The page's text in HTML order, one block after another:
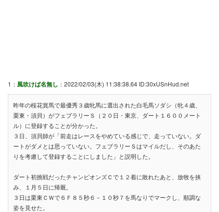
1： 風吹けば名無し ：2022/02/03(木) 11:38:38.64 ID:30xUSnHud.net
昨年の桜花賞馬で最優秀３歳牝馬に選出された白毛馬ソダシ（牝４歳、
栗東・須貝）がフェブラリーＳ（２０日・東京、ダート１６００メート
ル）に登録することが分かった。
３日、須貝師が「前走はレースをやめている感じで、走っていない。ダ
ートがダメとは思っていない。フェブラリーＳはマイルだし、そのあた
りを考慮して登録することにしました」と説明した。
ダート初挑戦だったチャンピオンズＣで１２着に敗れたあと、放牧を挟
み、１月５日に帰厩。
３日は栗東ＣＷで６Ｆ８５秒６－１０秒７を馬なりでマークし、順調な
姿を見せた。